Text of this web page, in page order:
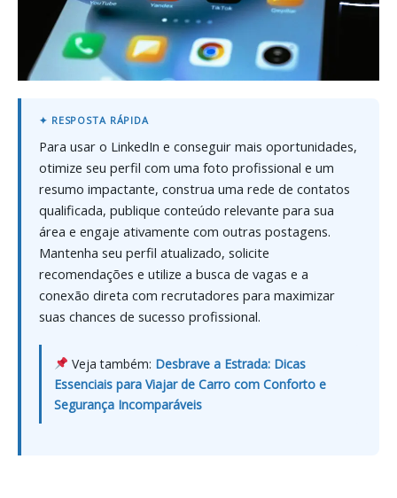
Para usar o LinkedIn e conseguir mais oportunidades,
otimize seu perfil com uma foto profissional e um
resumo impactante, construa uma rede de contatos
qualificada, publique conteúdo relevante para sua
área e engaje ativamente com outras postagens.
Mantenha seu perfil atualizado, solicite
recomendações e utilize a busca de vagas e a
conexão direta com recrutadores para maximizar
suas chances de sucesso profissional.
Veja também: Desbrave a Estrada: Dicas
Essenciais para Viajar de Carro com Conforto e
Segurança Incomparáveis